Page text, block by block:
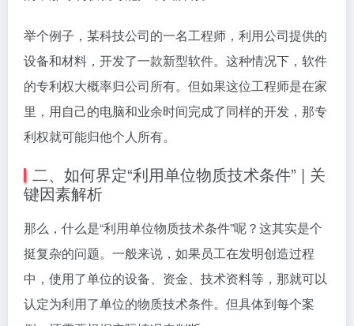
举个例子，某科技公司的一名工程师，利用公司提供的
设备和材料，开发了一款新型软件。这种情况下，软件
的专利权大概率归公司所有。但如果这位工程师是在家
里，用自己的电脑和业余时间完成了同样的开发，那专
利权就可能归他个人所有。
二、如何界定“利用单位物质技术条件” | 关
键因素解析
那么，什么是“利用单位物质技术条件”呢？这其实是个
挺复杂的问题。一般来说，如果员工在发明创造过程
中，使用了单位的设备、资金、技术资料等，那就可以
认定为利用了单位的物质技术条件。但具体到每个案